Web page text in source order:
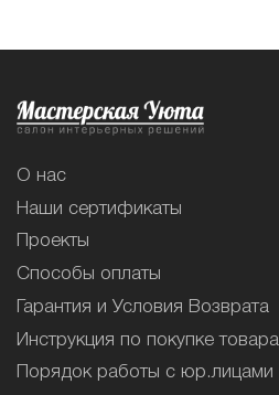
О нас
Наши сертификаты
Проекты
Способы оплаты
Гарантия и Условия Возврата
Инструкция по покупке товара
Порядок работы с юр.лицами